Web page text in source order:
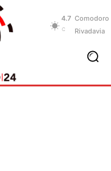
4.7
C
Comodoro
Rivadavia